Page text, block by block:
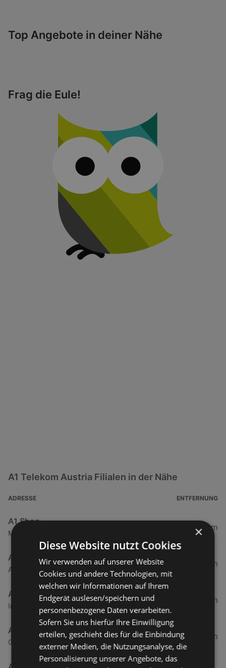
Top Angebote in deiner Nähe
Frag die Eule!
A1 Telekom Austria Filialen in der Nähe
ADRESSE ENTFERNUNG
A1 Shop
Messestraße 2, top 201, 6854 Dornbirn
10,77 km
A1 Shop
Almteilweg 1, 6706 Bürs
38,97 km
A1 Shop
Industriezone 32, 6460 Imst
90,2 km
A1 Shop Cyta
Cytastraße 1, top 202, 6176 Völs-Cyta
132,36 km
×
Diese Website nutzt Cookies
Wir verwenden auf unserer Website
Cookies und andere Technologien, mit
welchen wir Informationen auf Ihrem
Endgerät auslesen/speichern und
personenbezogene Daten verarbeiten.
Sofern Sie uns hierfür Ihre Einwilligung
erteilen, geschieht dies für die Einbindung
externer Medien, die Nutzungsanalyse, die
Personalisierung unserer Angebote, das